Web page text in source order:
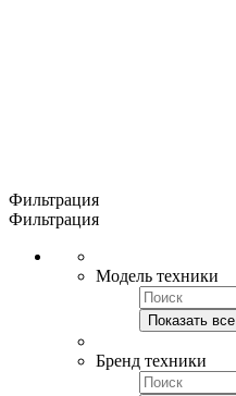
Фильтрация
Фильтрация
Модель техники
Показать все
Бренд техники